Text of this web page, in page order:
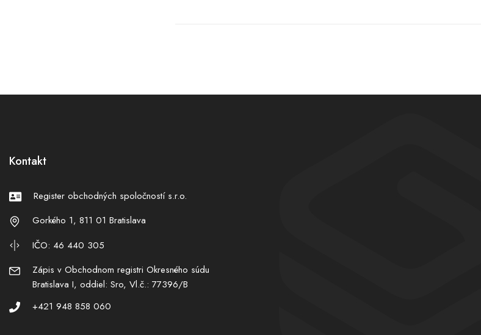
Kontakt
Register obchodných spoločností s.r.o.
Gorkého 1, 811 01 Bratislava
IČO: 46 440 305
Zápis v Obchodnom registri Okresného súdu
Bratislava I, oddiel: Sro, Vl.č.: 77396/B
+421 948 858 060